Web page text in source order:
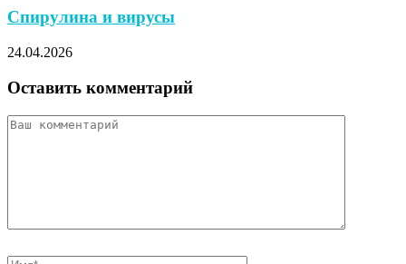
Спирулина и вирусы
24.04.2026
Оставить комментарий